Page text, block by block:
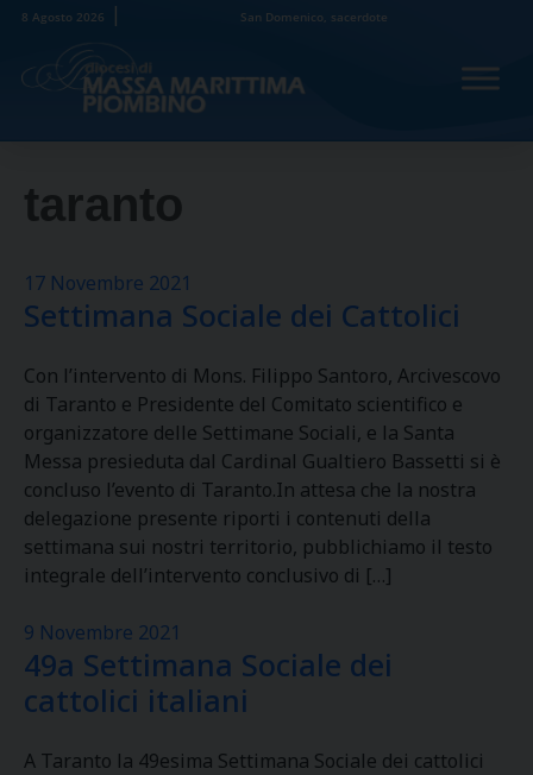
Skip
content
8 Agosto 2026 San Domenico, sacerdote
taranto
17 Novembre 2021
Settimana Sociale dei Cattolici
Con l’intervento di Mons. Filippo Santoro, Arcivescovo
di Taranto e Presidente del Comitato scientifico e
organizzatore delle Settimane Sociali, e la Santa
Messa presieduta dal Cardinal Gualtiero Bassetti si è
concluso l’evento di Taranto.In attesa che la nostra
delegazione presente riporti i contenuti della
settimana sui nostri territorio, pubblichiamo il testo
integrale dell’intervento conclusivo di […]
9 Novembre 2021
49a Settimana Sociale dei
cattolici italiani
A Taranto la 49esima Settimana Sociale dei cattolici